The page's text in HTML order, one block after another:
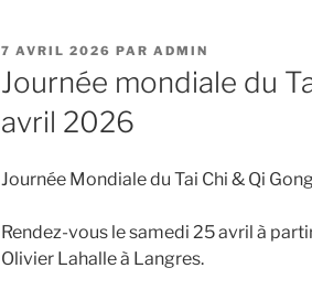
PUBLIÉ
LE
7 AVRIL 2026 PAR ADMIN
Journée mondiale du
avril 2026
Journée Mondiale du Tai Chi & Qi
Rendez-vous le samedi 25 avril à
Olivier Lahalle à Langres.